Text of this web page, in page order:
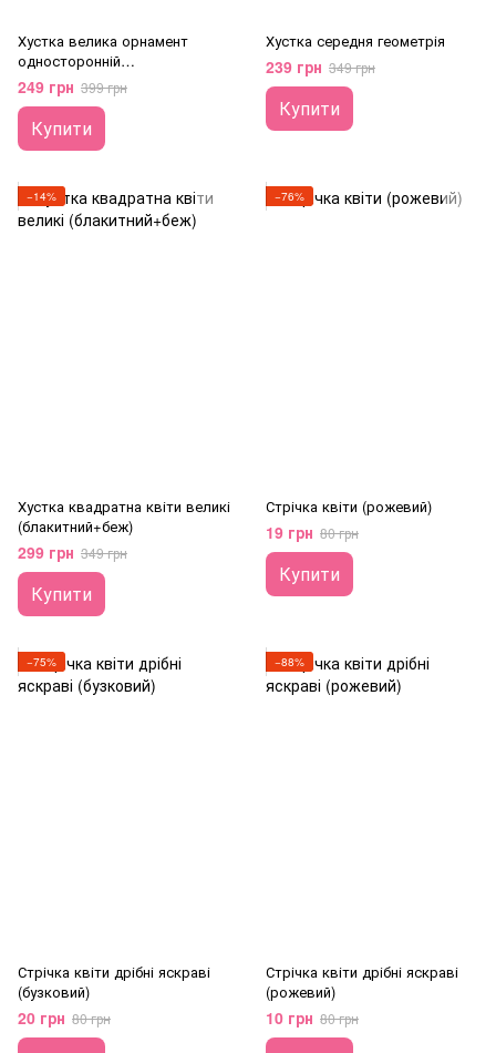
Хустка велика орнамент
односторонній
(бордо+чорний)
249 грн 399 грн
Купити
Хустка середня геометрія
239 грн 349 грн
Купити
−14%
Хустка квадратна квіти великі
(блакитний+беж)
299 грн 349 грн
Купити
−76%
Стрічка квіти (рожевий)
19 грн 80 грн
Купити
−75%
Стрічка квіти дрібні яскраві
(бузковий)
20 грн 80 грн
−88%
Стрічка квіти дрібні яскраві
(рожевий)
10 грн 80 грн